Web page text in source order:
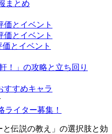
まとめ
価とイベント
価とイベント
とイベント
！」の攻略と立ち回り
すすめキャラ
ライター募集！
伝説の教え」の選択肢と効